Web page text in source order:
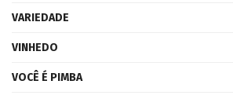
VARIEDADE
VINHEDO
VOCÊ É PIMBA